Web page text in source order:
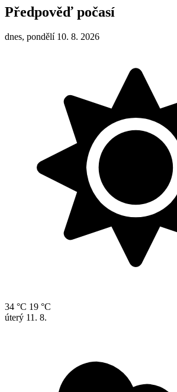
Předpověď počasí
dnes, pondělí 10. 8. 2026
34 °C 19 °C
úterý 11. 8.